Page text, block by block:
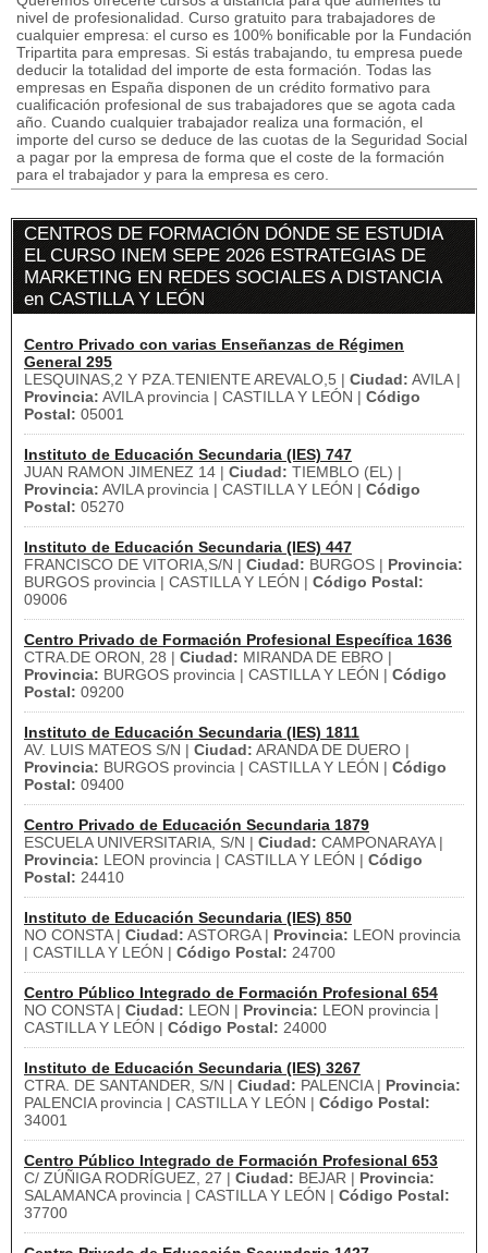
nivel de profesionalidad. Curso gratuito para trabajadores de
cualquier empresa: el curso es 100% bonificable por la Fundación
Tripartita para empresas. Si estás trabajando, tu empresa puede
deducir la totalidad del importe de esta formación. Todas las
empresas en España disponen de un crédito formativo para
cualificación profesional de sus trabajadores que se agota cada
año. Cuando cualquier trabajador realiza una formación, el
importe del curso se deduce de las cuotas de la Seguridad Social
a pagar por la empresa de forma que el coste de la formación
para el trabajador y para la empresa es cero.
CENTROS DE FORMACIÓN DÓNDE SE ESTUDIA
EL CURSO INEM SEPE 2026 ESTRATEGIAS DE
MARKETING EN REDES SOCIALES A DISTANCIA
en CASTILLA Y LEÓN
Centro Privado con varias Enseñanzas de Régimen
General 295
LESQUINAS,2 Y PZA.TENIENTE AREVALO,5 | Ciudad: AVILA |
Provincia: AVILA provincia | CASTILLA Y LEÓN | Código
Postal: 05001
Instituto de Educación Secundaria (IES) 747
JUAN RAMON JIMENEZ 14 | Ciudad: TIEMBLO (EL) |
Provincia: AVILA provincia | CASTILLA Y LEÓN | Código
Postal: 05270
Instituto de Educación Secundaria (IES) 447
FRANCISCO DE VITORIA,S/N | Ciudad: BURGOS | Provincia:
BURGOS provincia | CASTILLA Y LEÓN | Código Postal:
09006
Centro Privado de Formación Profesional Específica 1636
CTRA.DE ORON, 28 | Ciudad: MIRANDA DE EBRO |
Provincia: BURGOS provincia | CASTILLA Y LEÓN | Código
Postal: 09200
Instituto de Educación Secundaria (IES) 1811
AV. LUIS MATEOS S/N | Ciudad: ARANDA DE DUERO |
Provincia: BURGOS provincia | CASTILLA Y LEÓN | Código
Postal: 09400
Centro Privado de Educación Secundaria 1879
ESCUELA UNIVERSITARIA, S/N | Ciudad: CAMPONARAYA |
Provincia: LEON provincia | CASTILLA Y LEÓN | Código
Postal: 24410
Instituto de Educación Secundaria (IES) 850
NO CONSTA | Ciudad: ASTORGA | Provincia: LEON provincia
| CASTILLA Y LEÓN | Código Postal: 24700
Centro Público Integrado de Formación Profesional 654
NO CONSTA | Ciudad: LEON | Provincia: LEON provincia |
CASTILLA Y LEÓN | Código Postal: 24000
Instituto de Educación Secundaria (IES) 3267
CTRA. DE SANTANDER, S/N | Ciudad: PALENCIA | Provincia:
PALENCIA provincia | CASTILLA Y LEÓN | Código Postal:
34001
Centro Público Integrado de Formación Profesional 653
C/ ZÚÑIGA RODRÍGUEZ, 27 | Ciudad: BEJAR | Provincia:
SALAMANCA provincia | CASTILLA Y LEÓN | Código Postal:
37700